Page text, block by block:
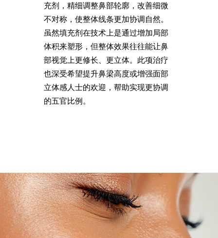
充剂，精细调整鼻部轮廓，改善细微
不对称，使整体线条更加协调自然。
虽然填充剂在技术上是通过增加局部
体积来塑形，但整体效果往往能让鼻
部视觉上更修长、更立体。此项治疗
也深受希望提升鼻梁高度或增强面部
立体感人士的欢迎，帮助实现更协调
的五官比例。